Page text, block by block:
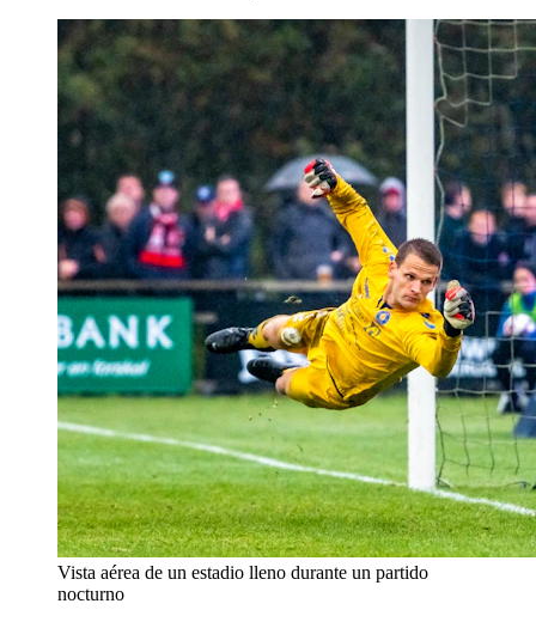
Vista aérea de un estadio lleno durante un partido
nocturno